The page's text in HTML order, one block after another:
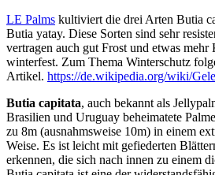
LE Palms kultiviert die drei Arten Butia
Butia yatay. Diese Sorten sind sehr
vertragen auch gut Frost und etwas
winterfest. Zum Thema Winterschutz
Artikel. https://de.wikipedia.org/wiki/
Butia capitata, auch bekannt als
Brasilien und Uruguay beheimatete
zu 8m (ausnahmsweise 10m) in einem
Weise. Es ist leicht mit gefiederten
erkennen, die sich nach innen zu einem